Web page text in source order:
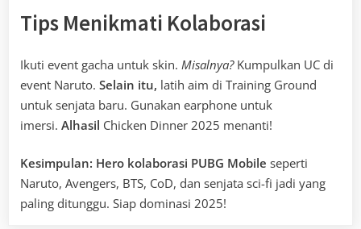
Tips Menikmati Kolaborasi
Ikuti event gacha untuk skin. Misalnya?Kumpulkan UC di
event Naruto. Selain itu, latih aim di Training Ground
untuk senjata baru. Gunakan earphone untuk
imersi. Alhasil Chicken Dinner 2025 menanti!
Kesimpulan: Hero kolaborasi PUBG Mobile seperti
Naruto, Avengers, BTS, CoD, dan senjata sci-fi jadi yang
paling ditunggu. Siap dominasi 2025!